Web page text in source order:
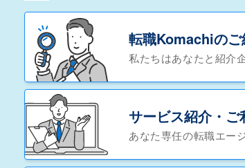
転職Komachiのご
私たちはあなたと紹介
サービス紹介・ご
あなた専任の転職エー